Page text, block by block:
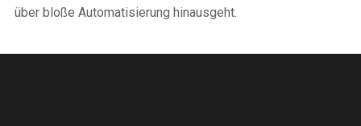
über bloße Automatisierung hinausgeht.